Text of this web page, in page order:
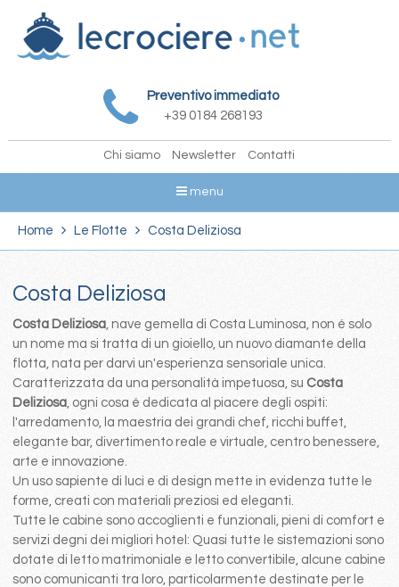
Preventivo immediato
+39 0184 268193
Chi siamo Newsletter Contatti
menu
Home Le Flotte Costa Deliziosa
Costa Deliziosa
Costa Deliziosa, nave gemella di Costa Luminosa, non é solo
un nome ma si tratta di un gioiello, un nuovo diamante della
flotta, nata per darvi un'esperienza sensoriale unica.
Caratterizzata da una personalità impetuosa, su Costa
Deliziosa, ogni cosa é dedicata al piacere degli ospiti:
l'arredamento, la maestria dei grandi chef, ricchi buffet,
elegante bar, divertimento reale e virtuale, centro benessere,
arte e innovazione.
Un uso sapiente di luci e di design mette in evidenza tutte le
forme, creati con materiali preziosi ed eleganti.
Tutte le cabine sono accoglienti e funzionali, pieni di comfort e
servizi degni dei migliori hotel: Quasi tutte le sistemazioni sono
dotate di letto matrimoniale e letto convertibile, alcune cabine
sono comunicanti tra loro, particolarmente destinate per le